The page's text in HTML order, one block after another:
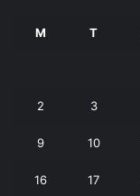
M T
2 3
9 10
16 17